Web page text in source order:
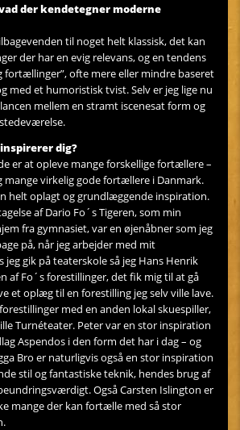
der kendetegner moderne
til noget helt klassisk, det kan
der har en evig relevans, og en tendens
fortællinger”, ofte mere eller mindre baseret
med et humoristisk tvist. Selv er jeg lige nu
mellem en stramt iscenesat form og
dig?
er at opleve mange forskellige fortællere –
mange virkelig gode fortællere i Danmark.
helt oplagt og grundlæggende inspiration.
af Dario Fo´s Tigeren, som min
fra gymnasiet, var en øjenåbner som jeg
på, når jeg arbejder med mit
gik på teaterskole så jeg Hans Henrik
af Fo´s forestillinger, det fik mig til at gå
et oplæg til en forestilling jeg selv ville lave.
med en anden lokal skuespiller,
Turnéteater. Peter var en stor inspiration
Aspendos i den form det har i dag – og
Bro er naturligvis også en stor inspiration
stil og fantastiske teknik, hendes brug af
Også Carsten Islington er
mange der kan fortælle med så stor